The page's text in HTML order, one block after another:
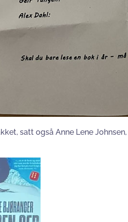
satt også Anne Lene